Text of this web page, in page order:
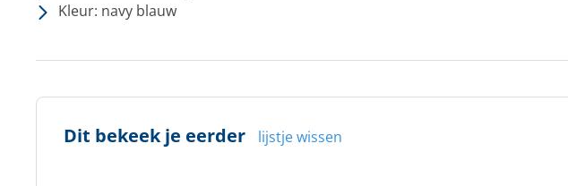
Kleur: navy blauw
Dit bekeek je eerder lijstje wissen